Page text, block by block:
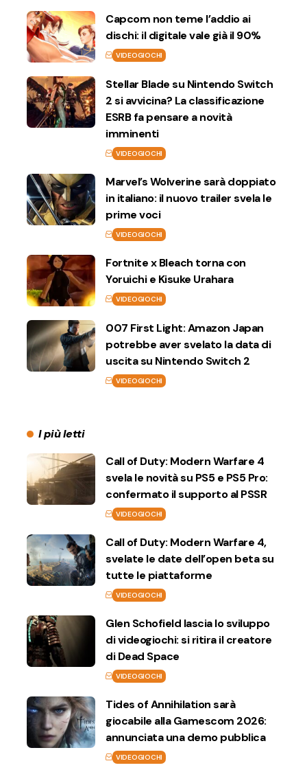
Capcom non teme l’addio ai
dischi: il digitale vale già il 90%
VIDEOGIOCHI
Stellar Blade su Nintendo Switch
2 si avvicina? La classificazione
ESRB fa pensare a novità
imminenti
VIDEOGIOCHI
Marvel’s Wolverine sarà doppiato
in italiano: il nuovo trailer svela le
prime voci
VIDEOGIOCHI
Fortnite x Bleach torna con
Yoruichi e Kisuke Urahara
VIDEOGIOCHI
007 First Light: Amazon Japan
potrebbe aver svelato la data di
uscita su Nintendo Switch 2
VIDEOGIOCHI
I più letti
Call of Duty: Modern Warfare 4
svela le novità su PS5 e PS5 Pro:
confermato il supporto al PSSR
VIDEOGIOCHI
Call of Duty: Modern Warfare 4,
svelate le date dell’open beta su
tutte le piattaforme
VIDEOGIOCHI
Glen Schofield lascia lo sviluppo
di videogiochi: si ritira il creatore
di Dead Space
VIDEOGIOCHI
Tides of Annihilation sarà
giocabile alla Gamescom 2026:
annunciata una demo pubblica
VIDEOGIOCHI